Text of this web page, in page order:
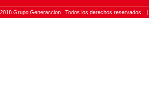
2018 Grupo Generaccion . Todos los derechos reservados |